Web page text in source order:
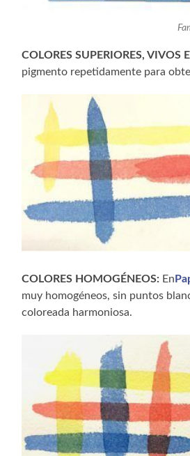
COLORES SUPERIORES, VIVOS
pigmento repetidamente para
COLORES HOMOGÉNEOS: En
muy homogéneos, sin puntos
coloreada harmoniosa.